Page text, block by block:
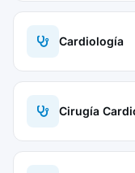
Cardiología
Cirugía